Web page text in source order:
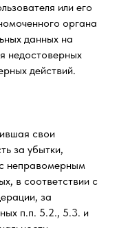
или его
органа
данных на
недостоверных
действий.
свои
за убытки,
неправомерным
в соответствии с
за
п.п. 5.2., 5.3. и